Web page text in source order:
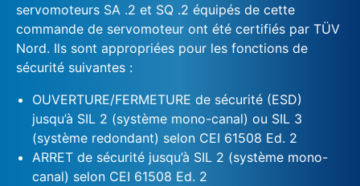
servomoteurs SA .2 et SQ .2 équipés de cette
commande de servomoteur ont été certifiés par TÜV
Nord. Ils sont appropriées pour les fonctions de
sécurité suivantes :
OUVERTURE/FERMETURE de sécurité (ESD)
jusqu’à SIL 2 (système mono-canal) ou SIL 3
(système redondant) selon CEI 61508 Ed. 2
ARRET de sécurité jusqu’à SIL 2 (système mono-
canal) selon CEI 61508 Ed. 2